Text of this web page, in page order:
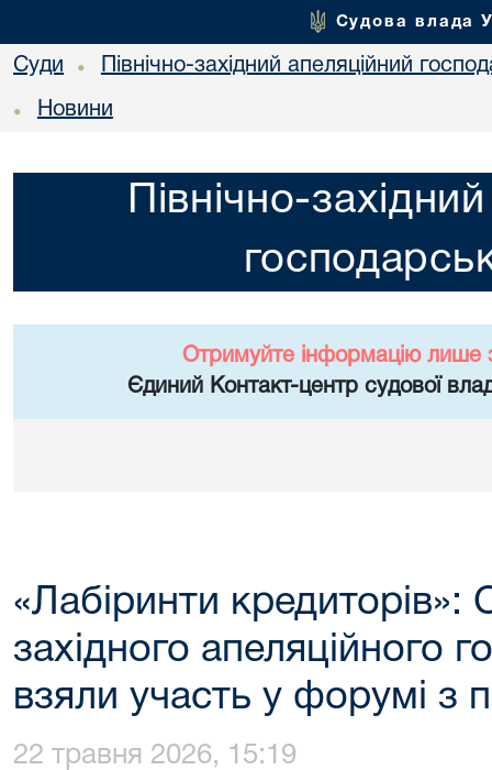
Судова влада
Суди • Північно-західний апеляційний
• Новини
Північно-
Отримуйте інформацію лише
Єдиний Контакт-центр судової
«Лабіринти кредиторів»:
західного апеляційного
взяли участь у форумі з
22 травня 2026, 15:19